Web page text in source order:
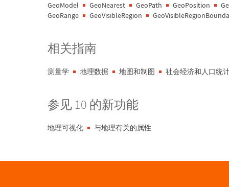
GeoModel
GeoNearest GeoPath GeoPosition
GeoRange
GeoVisibleRegion
相关指南
测量学 地理数据 地图和制图 社会经济和人口统
参见 10 的新功能
地理可视化 与地理有关的属性